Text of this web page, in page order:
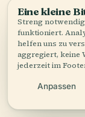
Hören
Eine kleine
Streng
funktioniert.
helfen uns zu
aggregiert, keine
jederzeit im
Anpassen